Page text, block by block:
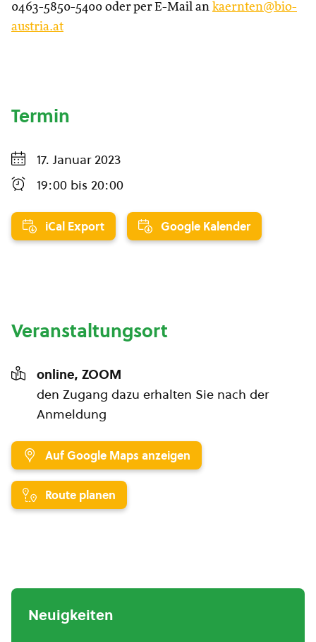
0463-5850-5400 oder per E-Mail an kaernten@bio-
austria.at
Termin
17. Januar 2023
19:00 bis 20:00
iCal Export Google Kalender
Veranstaltungsort
online, ZOOM
den Zugang dazu erhalten Sie nach der
Anmeldung
Auf Google Maps anzeigen
Route planen
Neuigkeiten